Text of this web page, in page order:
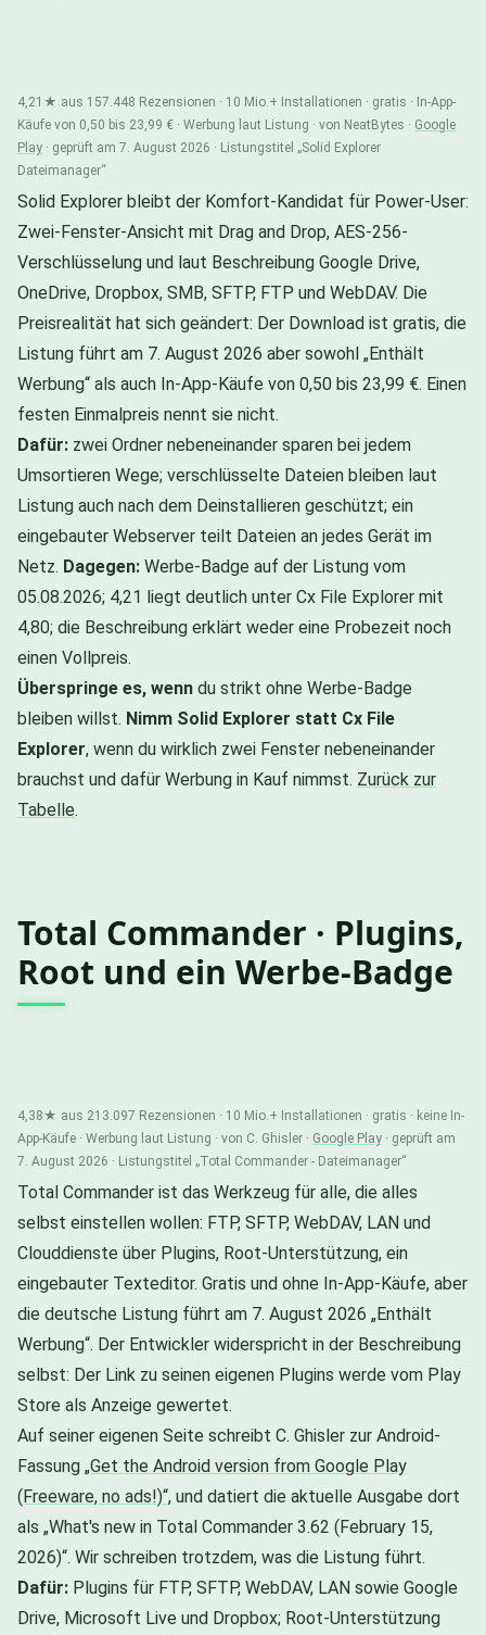
4,21★ aus 157.448 Rezensionen · 10 Mio.+ Installationen · gratis · In-App-
Käufe von 0,50 bis 23,99 € · Werbung laut Listung · von NeatBytes · Google
Play · geprüft am 7. August 2026 · Listungstitel „Solid Explorer
Dateimanager“
Solid Explorer bleibt der Komfort-Kandidat für Power-User:
Zwei-Fenster-Ansicht mit Drag and Drop, AES-256-
Verschlüsselung und laut Beschreibung Google Drive,
OneDrive, Dropbox, SMB, SFTP, FTP und WebDAV. Die
Preisrealität hat sich geändert: Der Download ist gratis, die
Listung führt am 7. August 2026 aber sowohl „Enthält
Werbung“ als auch In-App-Käufe von 0,50 bis 23,99 €. Einen
festen Einmalpreis nennt sie nicht.
Dafür: zwei Ordner nebeneinander sparen bei jedem
Umsortieren Wege; verschlüsselte Dateien bleiben laut
Listung auch nach dem Deinstallieren geschützt; ein
eingebauter Webserver teilt Dateien an jedes Gerät im
Netz. Dagegen: Werbe-Badge auf der Listung vom
05.08.2026; 4,21 liegt deutlich unter Cx File Explorer mit
4,80; die Beschreibung erklärt weder eine Probezeit noch
einen Vollpreis.
Überspringe es, wenn du strikt ohne Werbe-Badge
bleiben willst. Nimm Solid Explorer statt Cx File
Explorer, wenn du wirklich zwei Fenster nebeneinander
brauchst und dafür Werbung in Kauf nimmst. Zurück zur
Tabelle.
Total Commander · Plugins,
Root und ein Werbe-Badge
4,38★ aus 213.097 Rezensionen · 10 Mio.+ Installationen · gratis · keine In-
App-Käufe · Werbung laut Listung · von C. Ghisler · Google Play · geprüft am
7. August 2026 · Listungstitel „Total Commander - Dateimanager“
Total Commander ist das Werkzeug für alle, die alles
selbst einstellen wollen: FTP, SFTP, WebDAV, LAN und
Clouddienste über Plugins, Root-Unterstützung, ein
eingebauter Texteditor. Gratis und ohne In-App-Käufe, aber
die deutsche Listung führt am 7. August 2026 „Enthält
Werbung“. Der Entwickler widerspricht in der Beschreibung
selbst: Der Link zu seinen eigenen Plugins werde vom Play
Store als Anzeige gewertet.
Auf seiner eigenen Seite schreibt C. Ghisler zur Android-
Fassung „Get the Android version from Google Play
(Freeware, no ads!)“, und datiert die aktuelle Ausgabe dort
als „What's new in Total Commander 3.62 (February 15,
2026)“. Wir schreiben trotzdem, was die Listung führt.
Dafür: Plugins für FTP, SFTP, WebDAV, LAN sowie Google
Drive, Microsoft Live und Dropbox; Root-Unterstützung